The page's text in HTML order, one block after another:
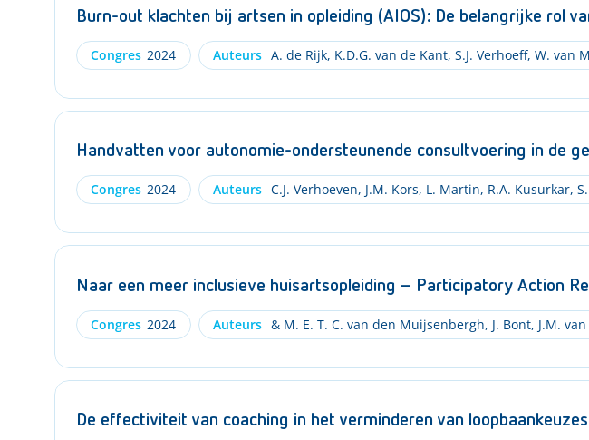
Burn-out klachten bij artsen in opleiding (AIOS): De belangrijke rol
Congres 2024 Auteurs A. de Rijk, K.D.G. van de Kant, S.J. Verhoeff, W. van
Handvatten voor autonomie-ondersteunende consultvoering in de
Congres 2024 Auteurs C.J. Verhoeven, J.M. Kors, L. Martin, R.A. Kusurkar,
Naar een meer inclusieve huisartsopleiding – Participatory Action
Congres 2024 Auteurs & M. E. T. C. van den Muijsenbergh, J. Bont, J.M. van
De effectiviteit van coaching in het verminderen van